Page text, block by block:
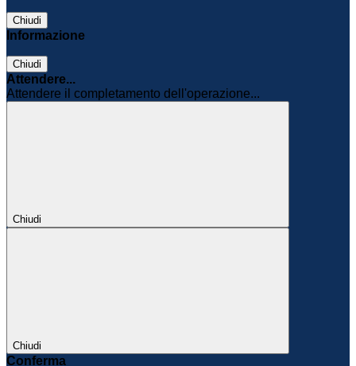
Chiudi
Informazione
Chiudi
Attendere...
Attendere il completamento dell'operazione...
Chiudi
Chiudi
Conferma